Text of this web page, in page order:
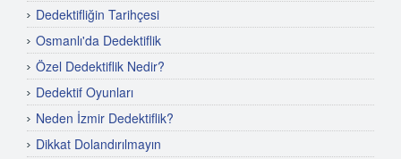
Dedektifliğin Tarihçesi
Osmanlı'da Dedektiflik
Özel Dedektiflik Nedir?
Dedektif Oyunları
Neden İzmir Dedektiflik?
Dikkat Dolandırılmayın